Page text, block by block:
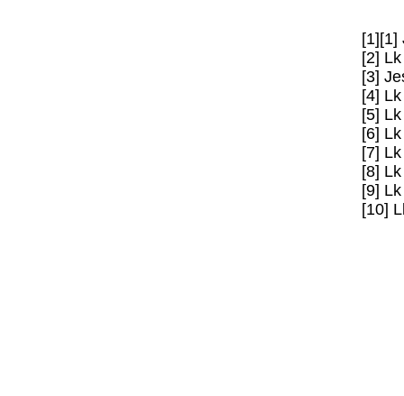
[1][1]
[2]
[3]
[4]
[5]
[6]
[7]
[8]
[9]
[10]